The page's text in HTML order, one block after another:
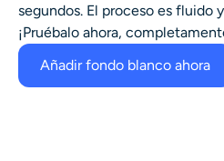
segundos. El proceso es fluido
¡Pruébalo ahora,
Añadir fondo blanco ahora